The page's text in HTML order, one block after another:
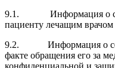
9.1. Информация о
пациенту лечащим
9.2. Информация о
факте обращения его за
конфиденциальной и